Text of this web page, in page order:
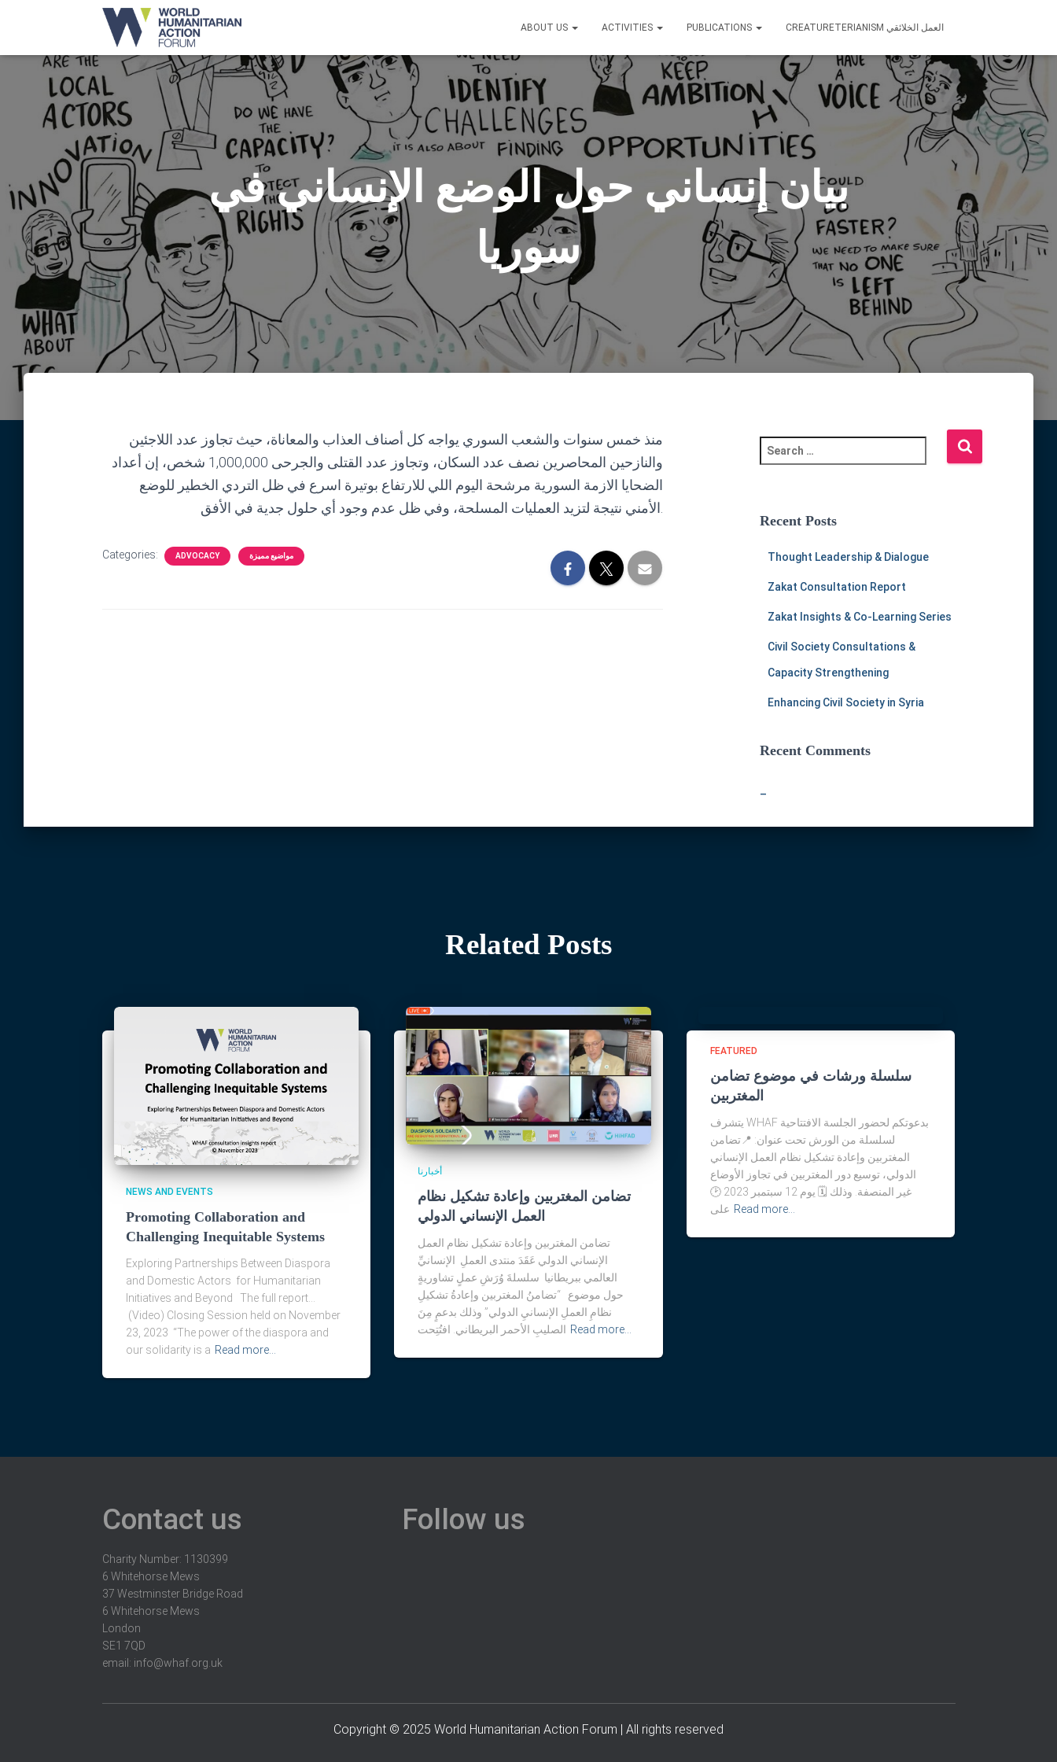
ABOUT US ACTIVITIES PUBLICATIONS CREATURETERIANISM العمل الخلائقي
بيان إنساني حول الوضع الإنساني في
سوريا
‏منذ خمس سنوات والشعب السوري يواجه كل أصناف العذاب والمعاناة، حيث تجاوز عدد اللاجئين
والنازحين المحاصرين نصف عدد السكان، وتجاوز عدد القتلى والجرحى 1,000,000 شخص، إن أعداد
الضحايا الازمة السورية مرشحة اليوم اللي للارتفاع بوتيرة اسرع‏ في ظل التردي الخطير للوضع
Categories: ADVOCACY مواضيع مميزة
e
c
Recent Posts
Thought Leadership & Dialogue
Zakat Consultation Report
Zakat Insights & Co-Learning Series
Civil Society Consultations &
Capacity Strengthening
Enhancing Civil Society in Syria
Recent Comments
–
Related Posts
NEWS AND EVENTS
Promoting Collaboration and
Challenging Inequitable Systems
Exploring Partnerships Between Diaspora
and Domestic Actors for Humanitarian
Initiatives and Beyond The full report…
(Video) Closing Session held on November
23, 2023 “The power of the diaspora and
our solidarity is a Read more…
أخبارنا
تضامن المغتربين وإعادة تشكيل نظام
العمل الإنساني الدولي
تضامن المغتربين وإعادة تشكيل نظام العمل
الإنساني الدولي عَقَدَ منتدى العملِ الإنسانيِّ
العالمي ببريطانيا سلسلةَ وُرَشِ عملٍ تشاوريةٍ
حول موضوع “تضامنُ المغتربين وإعادةُ تشكيلِ
نظامِ العملِ الإنسانيِ الدولي” وذلك بدعمٍ مِنَ
الصليبِ الأحمر البريطاني. افتُتِحت Read more…
FEATURED
سلسلة ورشات في موضوع تضامن
المغتربين
يتشرف WHAF بدعوتكم لحضور الجلسة الافتتاحية
لسلسلة من الورش تحت عنوان: 📍تضامن
المغتربين وإعادة تشكيل نظام العمل الإنساني
الدولي، توسيع دور المغتربين في تجاوز الأوضاع
غير المنصفة. وذلك 🗓️ يوم 12 سبتمبر 2023 🕑
على Read more…
Contact us
Charity Number: 1130399
6 Whitehorse Mews
37 Westminster Bridge Road
6 Whitehorse Mews
London
SE1 7QD
email: info@whaf.org.uk
Follow us